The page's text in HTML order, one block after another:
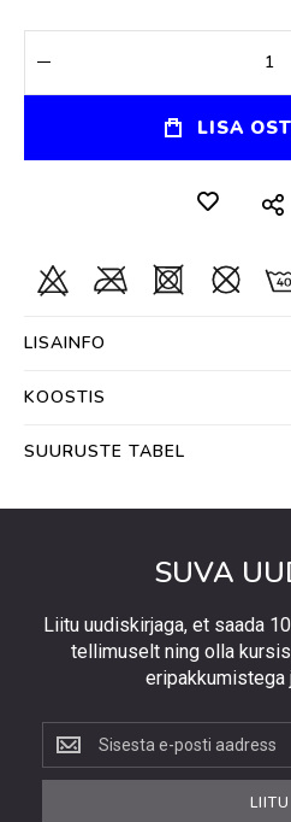
LISA
LISAINFO
KOOSTIS
SUURUSTE TABEL
SUVA
Liitu uudiskirjaga, et saada
tellimuselt ning olla
eripakkumistega
Liitu
uudiskirjaga,
et
LIITU